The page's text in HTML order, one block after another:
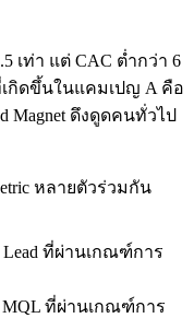
เท่า แต่ CAC ต่ำกว่า 6
เกิดขึ้นในแคมเปญ A คือ
Magnet ดึงดูดคนทั่วไป
หลายตัวร่วมกัน
Lead ที่ผ่านเกณฑ์การ
MQL ที่ผ่านเกณฑ์การ